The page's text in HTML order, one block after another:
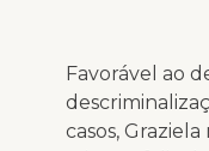
Favorável ao
casos,